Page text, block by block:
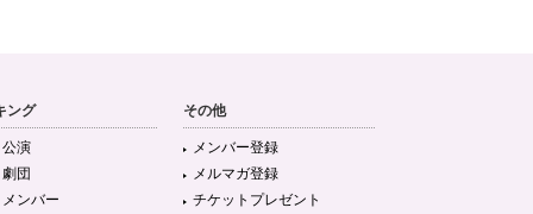
ング
演
団
ンバー
その他
メンバー登録
メルマガ登録
チケットプレゼント